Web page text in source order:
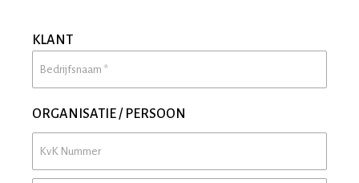
KLANT
ORGANISATIE / PERSOON